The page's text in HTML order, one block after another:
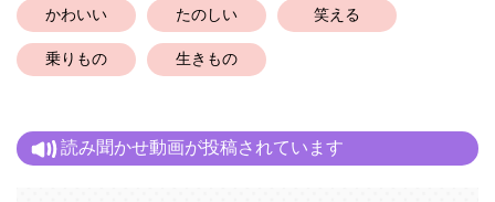
かわいい たのしい 笑える
乗りもの 生きもの
読み聞かせ動画が投稿されています